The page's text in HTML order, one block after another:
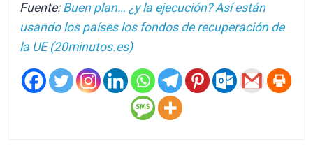
Fuente:Buen plan… ¿y la ejecución? Así están
usando los países los fondos de recuperación de
la UE (20minutos.es)